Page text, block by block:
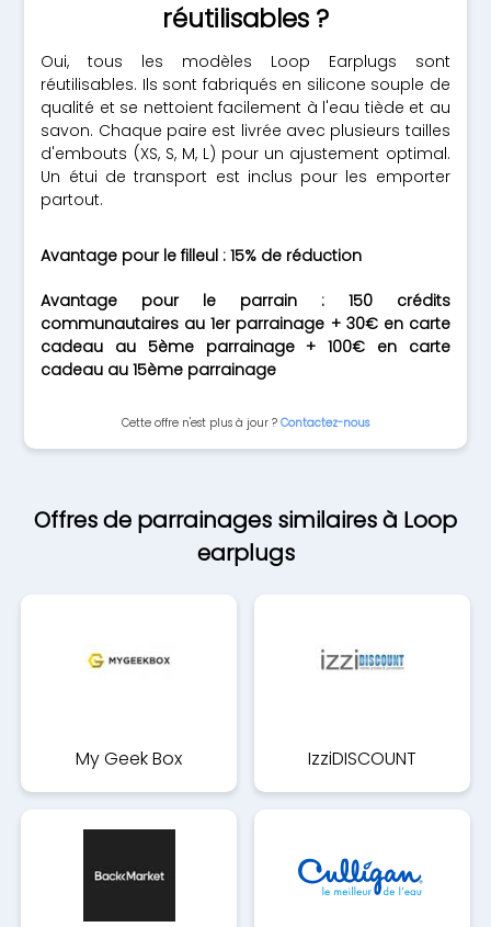
réutilisables ?
Oui, tous les modèles Loop Earplugs sont
réutilisables. Ils sont fabriqués en silicone souple de
qualité et se nettoient facilement à l'eau tiède et au
savon. Chaque paire est livrée avec plusieurs tailles
d'embouts (XS, S, M, L) pour un ajustement optimal.
Un étui de transport est inclus pour les emporter
partout.
Avantage pour le filleul : 15% de réduction
Avantage pour le parrain : 150 crédits
communautaires au 1er parrainage + 30€ en carte
cadeau au 5ème parrainage + 100€ en carte
cadeau au 15ème parrainage
Cette offre n'est plus à jour ? Contactez-nous
Offres de parrainages similaires à Loop
earplugs
My Geek Box IzziDISCOUNT